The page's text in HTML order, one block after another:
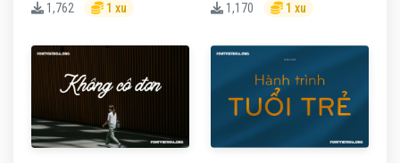
1,762 1 xu 1,170 1 xu